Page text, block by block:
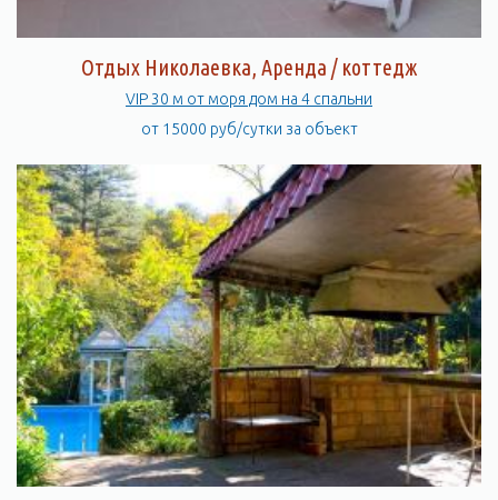
Отдых Николаевка, Аренда / коттедж
VIP 30 м от моря дом на 4 спальни
от 15000 руб/сутки за объект